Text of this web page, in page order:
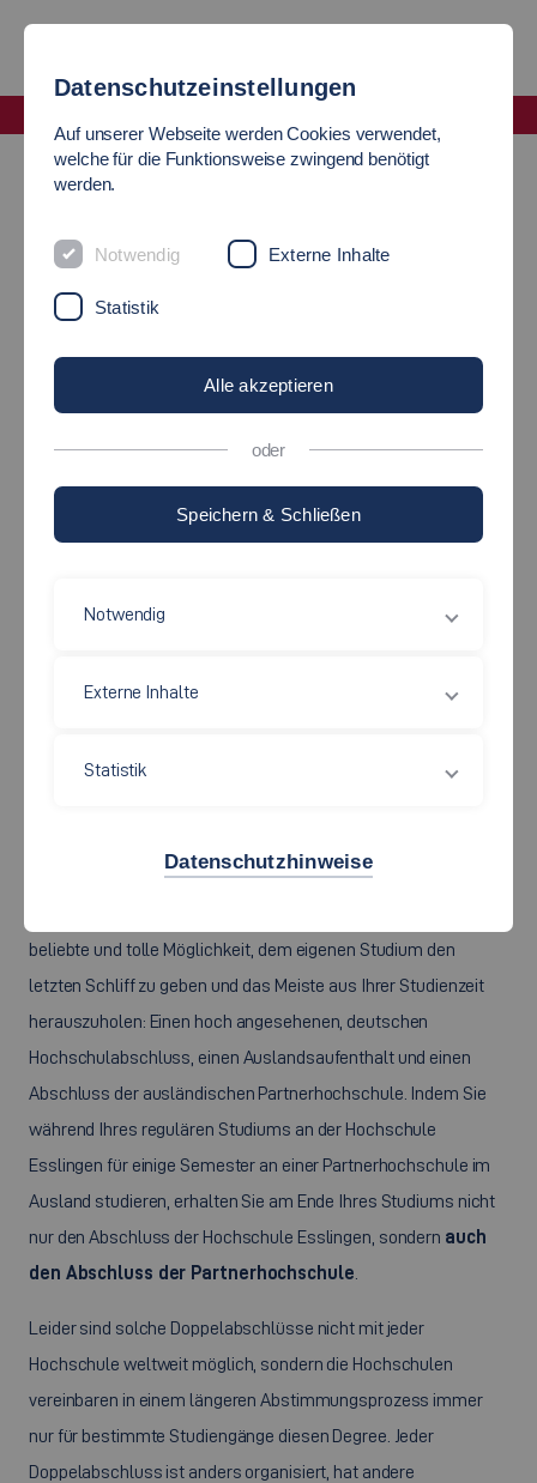
Doppelabschlüsse
DOPPELABSCHLÜSSE
beliebte und tolle Möglichkeit, dem eigenen Studium den
letzten Schliff zu geben und das Meiste aus Ihrer Studienzeit
herauszuholen: Einen hoch angesehenen, deutschen
Hochschulabschluss, einen Auslandsaufenthalt und einen
Abschluss der ausländischen Partnerhochschule. Indem Sie
während Ihres regulären Studiums an der Hochschule
Esslingen für einige Semester an einer Partnerhochschule im
Ausland studieren, erhalten Sie am Ende Ihres Studiums nicht
nur den Abschluss der Hochschule Esslingen, sondern auch
den Abschluss der Partnerhochschule
Leider sind solche Doppelabschlüsse nicht mit jeder
Hochschule weltweit möglich, sondern die Hochschulen
vereinbaren in einem längeren Abstimmungsprozess immer
nur für bestimmte Studiengänge diesen Degree. Jeder
Doppelabschluss ist anders organisiert, hat andere
Datenschutzeinstellungen
Auf unserer Webseite werden Cookies verwendet,
welche für die Funktionsweise zwingend benötigt
werden.
Notwendig Externe Inhalte
Statistik
Alle akzeptieren
oder
Speichern & Schließen
Notwendig
Externe Inhalte
Statistik
Datenschutzhinweise